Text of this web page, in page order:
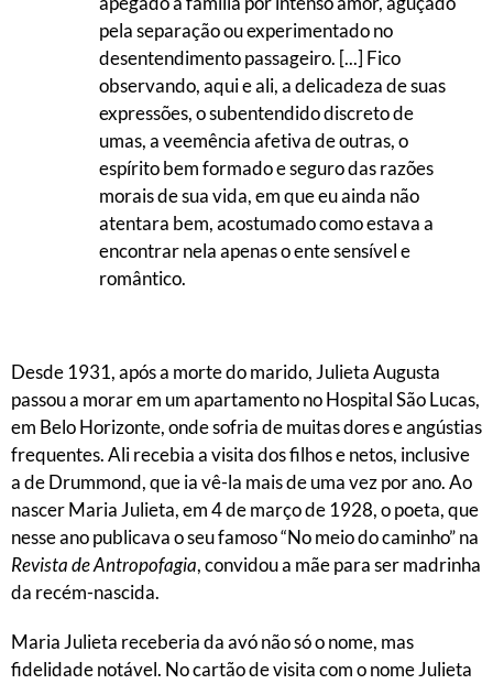
pela separação ou experimentado no
desentendimento passageiro. [...] Fico
observando, aqui e ali, a delicadeza de suas
expressões, o subentendido discreto de
umas, a veemência afetiva de outras, o
espírito bem formado e seguro das razões
morais de sua vida, em que eu ainda não
atentara bem, acostumado como estava a
encontrar nela apenas o ente sensível e
romântico.
Desde 1931, após a morte do marido, Julieta Augusta
passou a morar em um apartamento no Hospital São Lucas,
em Belo Horizonte, onde sofria de muitas dores e angústias
frequentes. Ali recebia a visita dos filhos e netos, inclusive
a de Drummond, que ia vê-la mais de uma vez por ano. Ao
nascer Maria Julieta, em 4 de março de 1928, o poeta, que
nesse ano publicava o seu famoso “No meio do caminho” na
Revista de Antropofagia, convidou a mãe para ser madrinha
da recém-nascida.
Maria Julieta receberia da avó não só o nome, mas
fidelidade notável. No cartão de visita com o nome Julieta